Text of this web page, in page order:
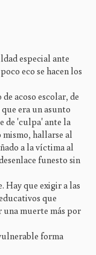
especial ante
eco se hacen los
acoso escolar, de
era un asunto
de 'culpa' ante la
hallarse al
a la víctima al
funesto sin
Hay que exigir a las
que
una muerte más por
forma